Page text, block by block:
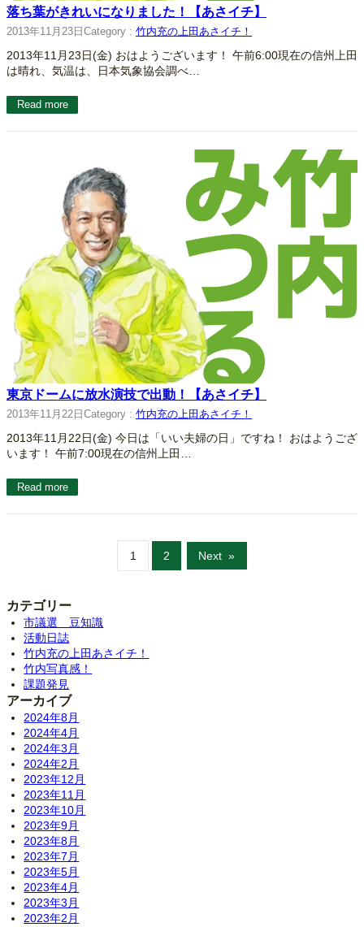
落ち葉がきれいになりました！【あさイチ】
2013年11月23日 Category : 竹内充の上田あさイチ！
2013年11月23日(金) おはようございます！ 午前6:00現在の信州上田
は晴れ、気温は、日本気象協会調べ…
Read more
東京ドームに放水演技で出動！【あさイチ】
2013年11月22日 Category : 竹内充の上田あさイチ！
2013年11月22日(金) 今日は「いい夫婦の日」ですね！ おはようござ
います！ 午前7:00現在の信州上田…
Read more
1 2 Next »
カテゴリー
市議選 豆知識
活動日誌
竹内充の上田あさイチ！
竹内写真感！
課題発見
アーカイブ
2024年8月
2024年4月
2024年3月
2024年2月
2023年12月
2023年11月
2023年10月
2023年9月
2023年8月
2023年7月
2023年5月
2023年4月
2023年3月
2023年2月